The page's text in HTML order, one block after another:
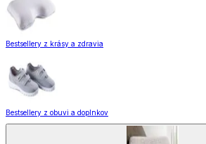
Bestsellery z krásy a zdravia
Bestsellery z obuvi a doplnkov